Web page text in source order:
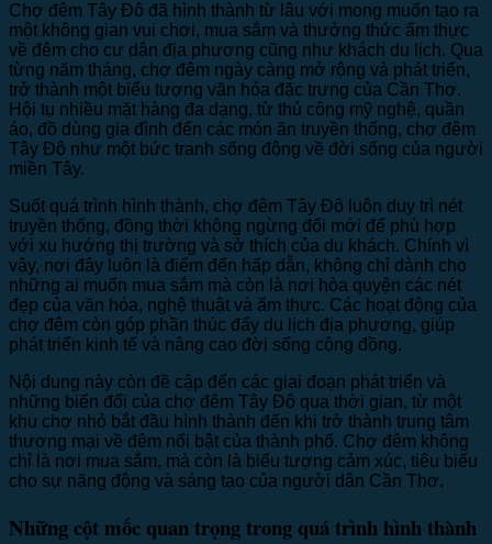
Chợ đêm Tây Đô đã hình thành từ lâu với mong muốn tạo ra
một không gian vui chơi, mua sắm và thưởng thức ẩm thực
về đêm cho cư dân địa phương cũng như khách du lịch. Qua
từng năm tháng, chợ đêm ngày càng mở rộng và phát triển,
trở thành một biểu tượng văn hóa đặc trưng của Cần Thơ.
Hội tụ nhiều mặt hàng đa dạng, từ thủ công mỹ nghệ, quần
áo, đồ dùng gia đình đến các món ăn truyền thống, chợ đêm
Tây Đô như một bức tranh sống động về đời sống của người
miền Tây.
Suốt quá trình hình thành, chợ đêm Tây Đô luôn duy trì nét
truyền thống, đồng thời không ngừng đổi mới để phù hợp
với xu hướng thị trường và sở thích của du khách. Chính vì
vậy, nơi đây luôn là điểm đến hấp dẫn, không chỉ dành cho
những ai muốn mua sắm mà còn là nơi hòa quyện các nét
đẹp của văn hóa, nghệ thuật và ẩm thực. Các hoạt động của
chợ đêm còn góp phần thúc đẩy du lịch địa phương, giúp
phát triển kinh tế và nâng cao đời sống cộng đồng.
Nội dung này còn đề cập đến các giai đoạn phát triển và
những biến đổi của chợ đêm Tây Đô qua thời gian, từ một
khu chợ nhỏ bắt đầu hình thành đến khi trở thành trung tâm
thương mại về đêm nổi bật của thành phố. Chợ đêm không
chỉ là nơi mua sắm, mà còn là biểu tượng cảm xúc, tiêu biểu
cho sự năng động và sáng tạo của người dân Cần Thơ.
Những cột mốc quan trọng trong quá trình hình thành